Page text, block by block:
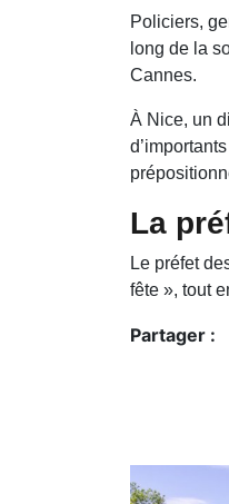
Policiers,
long de la
Cannes.
À Nice, un
La
Le préfet
fête », tout
Partager :